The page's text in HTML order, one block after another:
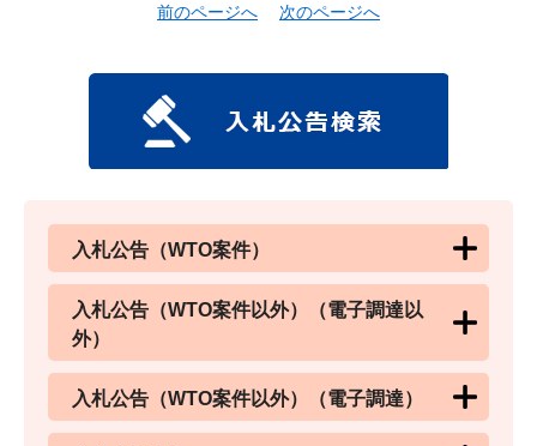
前のページへ 次のページへ
入札公告（WTO案件）
入札公告（WTO案件以外）（電子調達以
外）
入札公告（WTO案件以外）（電子調達）